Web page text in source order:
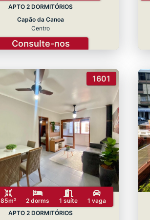
APTO 2 DORMITÓRIOS
Capão da Canoa
Centro
Consulte-nos
1601
85m² 2 dorms 1 suíte
1 vaga
APTO 2 DORMITÓRIOS